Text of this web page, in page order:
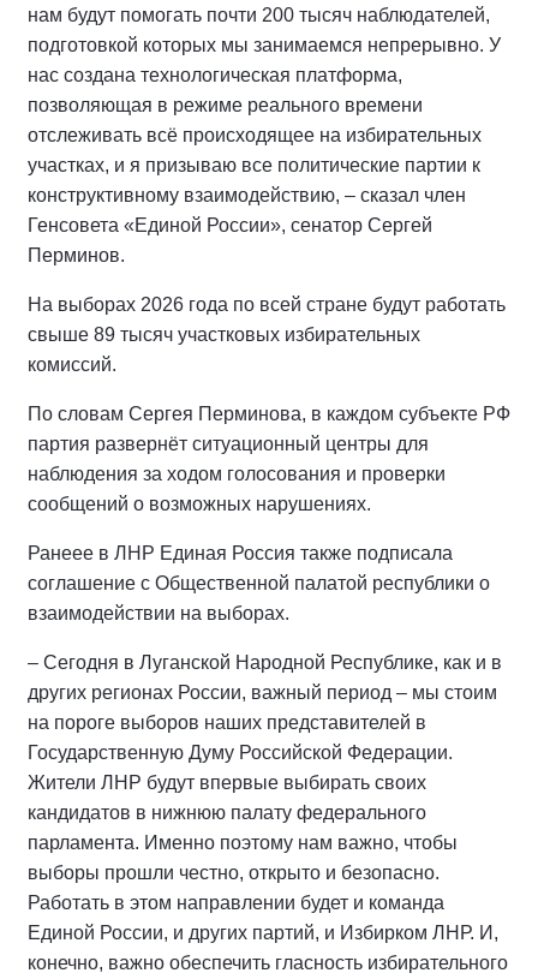
нам будут помогать почти 200 тысяч наблюдателей,
подготовкой которых мы занимаемся непрерывно. У
нас создана технологическая платформа,
позволяющая в режиме реального времени
отслеживать всё происходящее на избирательных
участках, и я призываю все политические партии к
конструктивному взаимодействию, – сказал член
Генсовета «Единой России», сенатор Сергей
Перминов.
На выборах 2026 года по всей стране будут работать
свыше 89 тысяч участковых избирательных
комиссий.
По словам Сергея Перминова, в каждом субъекте РФ
партия развернёт ситуационный центры для
наблюдения за ходом голосования и проверки
сообщений о возможных нарушениях.
Ранеее в ЛНР Единая Россия также подписала
соглашение с Общественной палатой республики о
взаимодействии на выборах.
– Сегодня в Луганской Народной Республике, как и в
других регионах России, важный период – мы стоим
на пороге выборов наших представителей в
Государственную Думу Российской Федерации.
Жители ЛНР будут впервые выбирать своих
кандидатов в нижнюю палату федерального
парламента. Именно поэтому нам важно, чтобы
выборы прошли честно, открыто и безопасно.
Работать в этом направлении будет и команда
Единой России, и других партий, и Избирком ЛНР. И,
конечно, важно обеспечить гласность избирательного